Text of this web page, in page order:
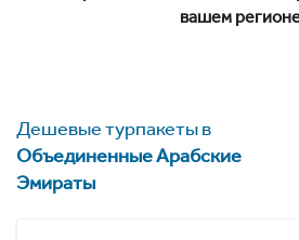
вашем
Дешевые турпакеты в
Объединенные Арабские
Эмираты